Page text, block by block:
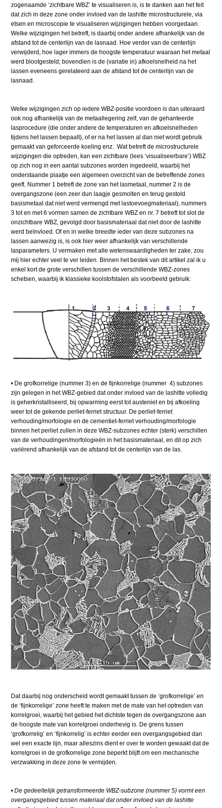
zogenaamde ‘zichtbare WBZ’ te visualiseren is, is te danken aan het feit
dat zich in deze zone onder invloed van de lashitte microstructurele, via
etsen en microscopie te visualiseren wijzigingen hebben voorgedaan.
Welke wijzigingen het betreft, is daarbij onder andere afhankelijk van de
afstand tot de centerlijn van de lasnaad. Hoe verder van de centerlijn
verwijderd, hoe lager immers de hoogste temperatuur waaraan het metaal
werd blootgesteld; bovendien is de (variatie in) afkoelsnelheid na het
lassen eveneens gerelateerd aan de afstand tot de centerlijn van de
lasnaad.
Welke wijzigingen zich op iedere WBZ-positie voordoen is dan uiteraard
ook nog afhankelijk van de metaallegering zelf, van de gehanteerde
lasprocedure (die onder andere de temperaturen en afkoelsnelheden
tijdens het lassen bepaalt), of er na het lassen al dan niet wordt gebruik
gemaakt van geforceerde koeling enz. Wat betreft de microstructurele
wijzigingen die optreden, kan een zichtbare (lees ‘visualiseerbare’) WBZ
op zich nog in een aantal subzones worden ingedeeld, waarbij het
onderstaande plaatje een algemeen overzicht van de betreffende zones
geeft. Nummer 1 betreft de zone van het lasmetaal, nummer 2 is de
overgangszone (een zeer dun laagje gesmolten en terug gestold
basismetaal dat niet werd vermengd met lastoevoegmateriaal), nummers
3 tot en met 6 vormen samen de zichtbare WBZ en nr. 7 betreft tot slot de
onzichtbare WBZ, gevolgd door basismateriaal dat niet door de lashitte
werd beïnvloed. Of en in welke breedte ieder van deze subzones na
lassen aanwezig is, is ook hier weer afhankelijk van verschillende
lasparameters. U vermaken met alle wetenswaardigheden ter zake, zou
mij hier echter veel te ver leiden. Binnen het bestek van dit artikel zal ik u
enkel kort de grote verschillen tussen de verschillende WBZ-zones
schetsen, waarbij ik klassieke koolstofstalen als voorbeeld gebruik:
• De grofkorrelige (nummer 3) en de fijnkorrelige (nummer 4) subzones
zijn gelegen in het WBZ-gebied dat onder invloed van de lashitte volledig
is geherkristalliseerd, bij opwarming eerst tot austeniet en bij afkoeling
weer tot de gekende perliet-ferriet structuur. De perliet-ferriet
verhouding/morfologie en de cementiet-ferriet verhouding/morfologie
binnen het perliet zullen in deze WBZ-subzones echter (sterk) verschillen
van de verhoudingen/morfologieën in het basismateriaal, en dit op zich
variërend afhankelijk van de afstand tot de centerlijn van de las.
Dat daarbij nog onderscheid wordt gemaakt tussen de ‘grofkorrelige’ en
de ‘fijnkorrelige’ zone heeft te maken met de mate van het optreden van
korrelgroei, waarbij het gebied het dichtste tegen de overgangszone aan
de hoogste mate van korrelgroei onderhevig is. De grens tussen
‘grofkorrelig’ en ‘fijnkorrelig’ is echter eerder een overgangsgebied dan
wel een exacte lijn, maar alleszins dient er over te worden gewaakt dat de
korrelgroei in de grofkorrelige zone beperkt blijft om een mechanische
verzwakking in deze zone te vermijden.
• De gedeeltelijk getransformeerde WBZ-subzone (nummer 5) vormt een
overgangsgebied tussen materiaal dat onder invloed van de lashitte